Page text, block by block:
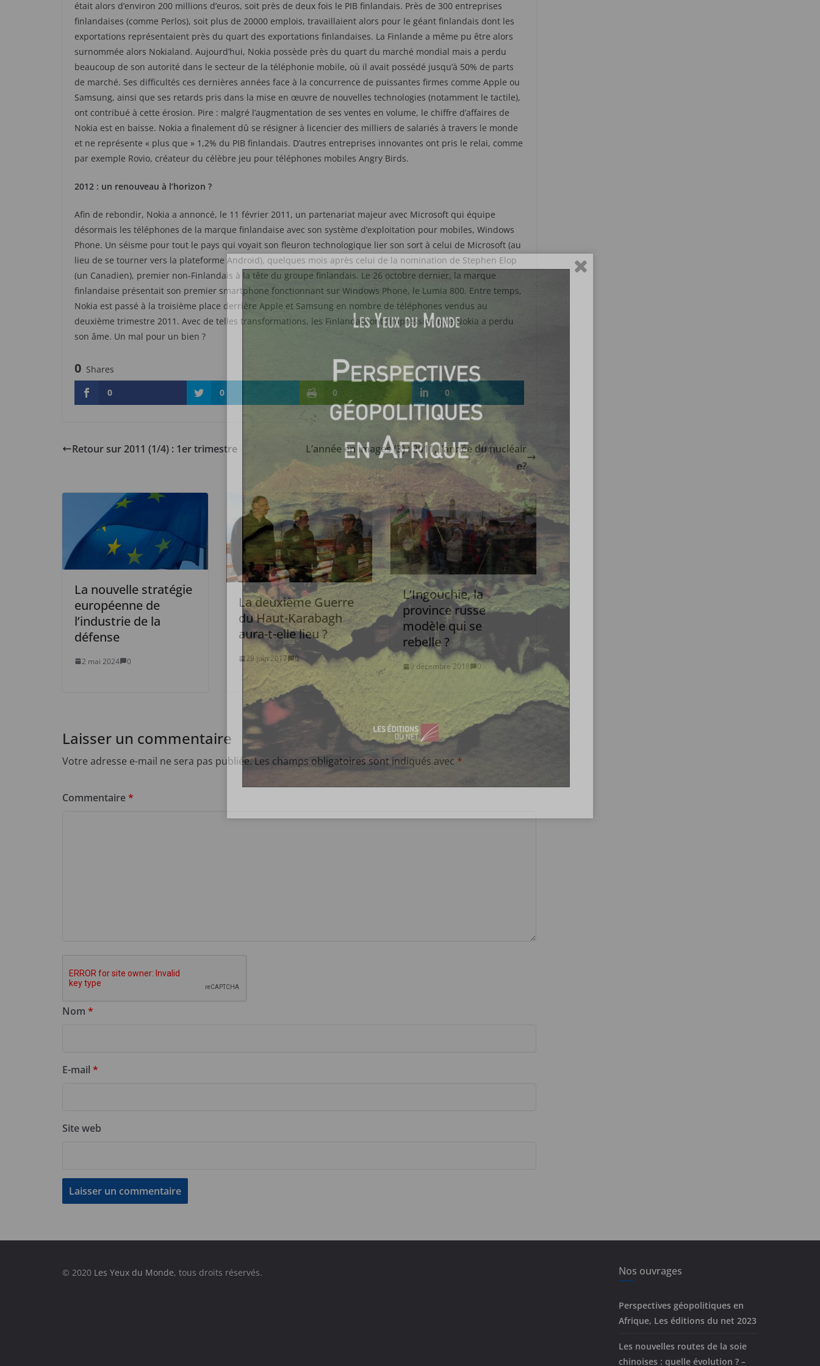
était alors d’environ 200 millions d’euros, soit près de deux fois le PIB finlandais. Près de 300 entreprises
finlandaises (comme Perlos), soit plus de 20000 emplois, travaillaient alors pour le géant finlandais dont les
exportations représentaient près du quart des exportations finlandaises. La Finlande a même pu être alors
surnommée alors Nokialand. Aujourd’hui, Nokia possède près du quart du marché mondial mais a perdu
beaucoup de son autorité dans le secteur de la téléphonie mobile, où il avait possédé jusqu’à 50% de parts
de marché. Ses difficultés ces dernières années face à la concurrence de puissantes firmes comme Apple ou
Samsung, ainsi que ses retards pris dans la mise en œuvre de nouvelles technologies (notamment le tactile),
ont contribué à cette érosion. Pire : malgré l’augmentation de ses ventes en volume, le chiffre d’affaires de
Nokia est en baisse. Nokia a finalement dû se résigner à licencier des milliers de salariés à travers le monde
et ne représente « plus que » 1,2% du PIB finlandais. D’autres entreprises innovantes ont pris le relai, comme
par exemple Rovio, créateur du célèbre jeu pour téléphones mobiles Angry Birds.
2012 : un renouveau à l’horizon ?
Afin de rebondir, Nokia a annoncé, le 11 février 2011, un partenariat majeur avec Microsoft qui équipe
désormais les téléphones de la marque finlandaise avec son système d’exploitation pour mobiles, Windows
Phone. Un séisme pour tout le pays qui voyait son fleuron technologique lier son sort à celui de Microsoft (au
lieu de se tourner vers la plateforme Android), quelques mois après celui de la nomination de Stephen Elop
(un Canadien), premier non-Finlandais à la tête du groupe finlandais. Le 26 octobre dernier, la marque
finlandaise présentait son premier smartphone fonctionnant sur Windows Phone, le Lumia 800. Entre temps,
Nokia est passé à la troisième place derrière Apple et Samsung en nombre de téléphones vendus au
deuxième trimestre 2011. Avec de telles transformations, les Finlandais ont l’impression que Nokia a perdu
son âme. Un mal pour un bien ?
0 Shares
0
0 0 0
Retour sur 2011 (1/4) : 1er trimestre
L’année en images (3) : 2011, l’année du nucléair
e?
La nouvelle stratégie
européenne de
l’industrie de la
défense
2 mai 2024 0
La deuxième Guerre
du Haut-Karabagh
aura-t-elle lieu ?
29 juin 2017 0
L’Ingouchie, la
province russe
modèle qui se
rebelle ?
9 décembre 2018 0
Laisser un commentaire
Votre adresse e-mail ne sera pas publiée.Les champs obligatoires sont indiqués avec *
Commentaire*
Nom *
E-mail *
Site web
© 2020 Les Yeux du Monde, tous droits réservés. Nos ouvrages
Perspectives géopolitiques en
Afrique, Les éditions du net 2023
Les nouvelles routes de la soie
chinoises : quelle évolution ? –